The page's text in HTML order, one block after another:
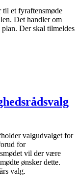
et fyraftensmøde
Det handler om
Der skal tilmeldes
valgudvalget for
for
vil der være
ønsker dette.
valg.